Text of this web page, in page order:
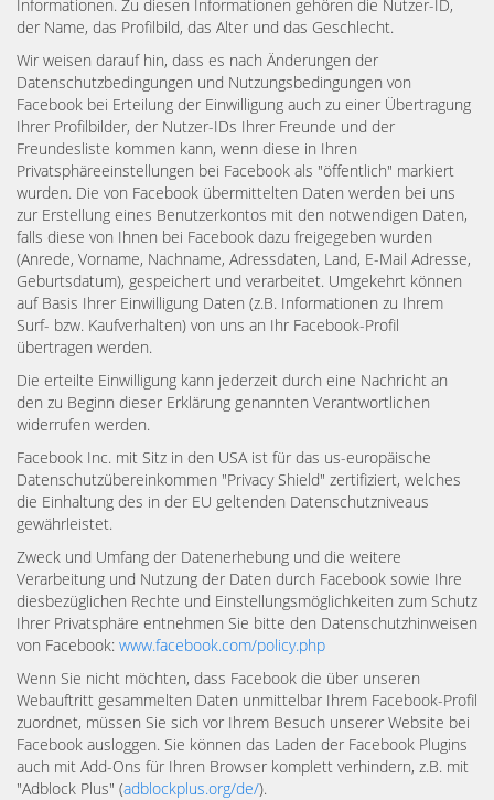
Informationen. Zu diesen Informationen gehören die Nutzer-ID,
der Name, das Profilbild, das Alter und das Geschlecht.
Wir weisen darauf hin, dass es nach Änderungen der
Datenschutzbedingungen und Nutzungsbedingungen von
Facebook bei Erteilung der Einwilligung auch zu einer Übertragung
Ihrer Profilbilder, der Nutzer-IDs Ihrer Freunde und der
Freundesliste kommen kann, wenn diese in Ihren
Privatsphäreeinstellungen bei Facebook als "öffentlich" markiert
wurden. Die von Facebook übermittelten Daten werden bei uns
zur Erstellung eines Benutzerkontos mit den notwendigen Daten,
falls diese von Ihnen bei Facebook dazu freigegeben wurden
(Anrede, Vorname, Nachname, Adressdaten, Land, E-Mail Adresse,
Geburtsdatum), gespeichert und verarbeitet. Umgekehrt können
auf Basis Ihrer Einwilligung Daten (z.B. Informationen zu Ihrem
Surf- bzw. Kaufverhalten) von uns an Ihr Facebook-Profil
übertragen werden.
Die erteilte Einwilligung kann jederzeit durch eine Nachricht an
den zu Beginn dieser Erklärung genannten Verantwortlichen
widerrufen werden.
Facebook Inc. mit Sitz in den USA ist für das us-europäische
Datenschutzübereinkommen "Privacy Shield" zertifiziert, welches
die Einhaltung des in der EU geltenden Datenschutzniveaus
gewährleistet.
Zweck und Umfang der Datenerhebung und die weitere
Verarbeitung und Nutzung der Daten durch Facebook sowie Ihre
diesbezüglichen Rechte und Einstellungsmöglichkeiten zum Schutz
Ihrer Privatsphäre entnehmen Sie bitte den Datenschutzhinweisen
von Facebook: www.facebook.com/policy.php
Wenn Sie nicht möchten, dass Facebook die über unseren
Webauftritt gesammelten Daten unmittelbar Ihrem Facebook-Profil
zuordnet, müssen Sie sich vor Ihrem Besuch unserer Website bei
Facebook ausloggen. Sie können das Laden der Facebook Plugins
auch mit Add-Ons für Ihren Browser komplett verhindern, z.B. mit
"Adblock Plus" (adblockplus.org/de/).